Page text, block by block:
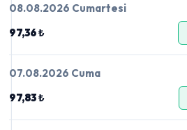
08.08.2026 Cumartesi
97,36 ₺
07.08.2026 Cuma
97,83 ₺